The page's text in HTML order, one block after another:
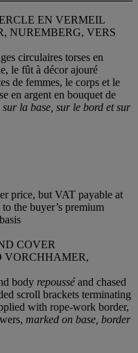
EN VERMEIL
NUREMBERG, VERS
circulaires torses en
le fût à décor ajouré
de femmes, le corps et le
en argent en bouquet de
la base, sur le bord et sur
price, but VAT payable at
the buyer’s premium
COVER
VORCHHAMER,
body repousséand chased
scroll brackets terminating
with rope-work border,
marked on base, border